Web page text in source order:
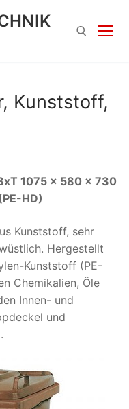
Kunststoff,
1075 x 580 x 730
HD)
Kunststoff, sehr
Hergestellt
Kunststoff (PE-
Chemikalien, Öle
Innen- und
und